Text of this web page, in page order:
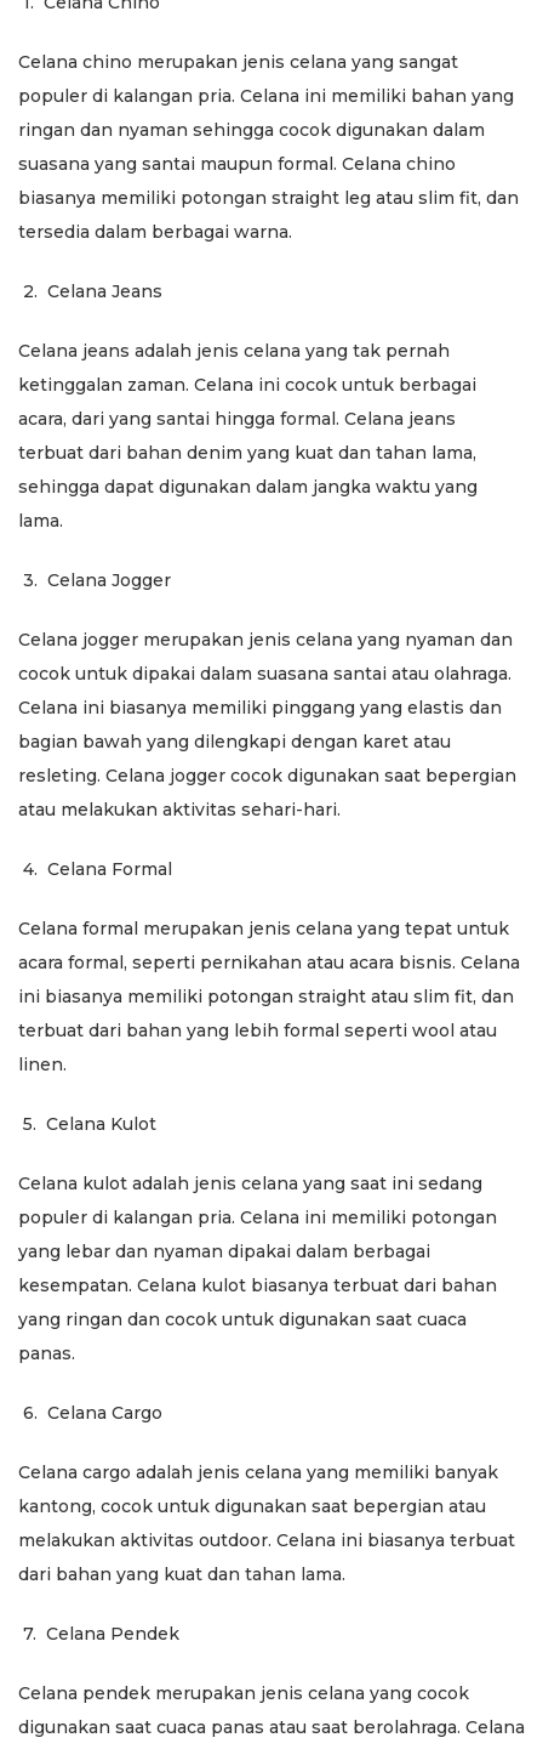
Celana chino merupakan jenis celana yang sangat
populer di kalangan pria. Celana ini memiliki bahan yang
ringan dan nyaman sehingga cocok digunakan dalam
suasana yang santai maupun formal. Celana chino
biasanya memiliki potongan straight leg atau slim fit, dan
tersedia dalam berbagai warna.
2. Celana Jeans
Celana jeans adalah jenis celana yang tak pernah
ketinggalan zaman. Celana ini cocok untuk berbagai
acara, dari yang santai hingga formal. Celana jeans
terbuat dari bahan denim yang kuat dan tahan lama,
sehingga dapat digunakan dalam jangka waktu yang
lama.
3. Celana Jogger
Celana jogger merupakan jenis celana yang nyaman dan
cocok untuk dipakai dalam suasana santai atau olahraga.
Celana ini biasanya memiliki pinggang yang elastis dan
bagian bawah yang dilengkapi dengan karet atau
resleting. Celana jogger cocok digunakan saat bepergian
atau melakukan aktivitas sehari-hari.
4. Celana Formal
Celana formal merupakan jenis celana yang tepat untuk
acara formal, seperti pernikahan atau acara bisnis. Celana
ini biasanya memiliki potongan straight atau slim fit, dan
terbuat dari bahan yang lebih formal seperti wool atau
linen.
5. Celana Kulot
Celana kulot adalah jenis celana yang saat ini sedang
populer di kalangan pria. Celana ini memiliki potongan
yang lebar dan nyaman dipakai dalam berbagai
kesempatan. Celana kulot biasanya terbuat dari bahan
yang ringan dan cocok untuk digunakan saat cuaca
panas.
6. Celana Cargo
Celana cargo adalah jenis celana yang memiliki banyak
kantong, cocok untuk digunakan saat bepergian atau
melakukan aktivitas outdoor. Celana ini biasanya terbuat
dari bahan yang kuat dan tahan lama.
7. Celana Pendek
Celana pendek merupakan jenis celana yang cocok
digunakan saat cuaca panas atau saat berolahraga. Celana